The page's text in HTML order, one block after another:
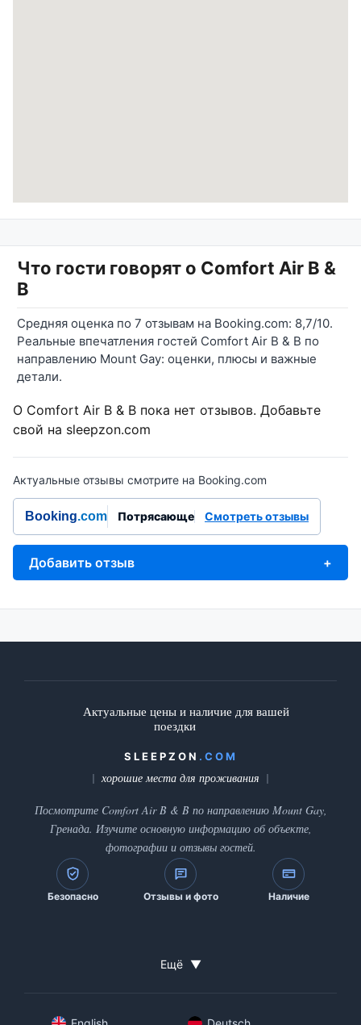
Что гости говорят о Comfort Air B &
B
Средняя оценка по 7 отзывам на Booking.com: 8,7/10.
Реальные впечатления гостей Comfort Air B & B по
направлению Mount Gay: оценки, плюсы и важные
детали.
О Comfort Air B & B пока нет отзывов. Добавьте
свой на sleepzon.com
Актуальные отзывы смотрите на Booking.com
Booking.com Потрясающе Смотреть отзывы
Добавить отзыв +
Актуальные цены и наличие для вашей
поездки
SLEEPZON .COM
хорошие места для проживания
Посмотрите Comfort Air B & B по направлению Mount Gay,
Гренада. Изучите основную информацию об объекте,
фотографии и отзывы гостей.
Безопасно Отзывы и фото Наличие
Ещё ▼